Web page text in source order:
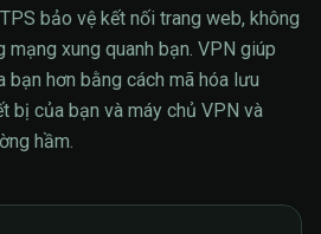
bảo vệ kết nối trang web, không
xung quanh bạn. VPN giúp
bạn hơn bằng cách mã hóa lưu
bị của bạn và máy chủ VPN và
hầm.